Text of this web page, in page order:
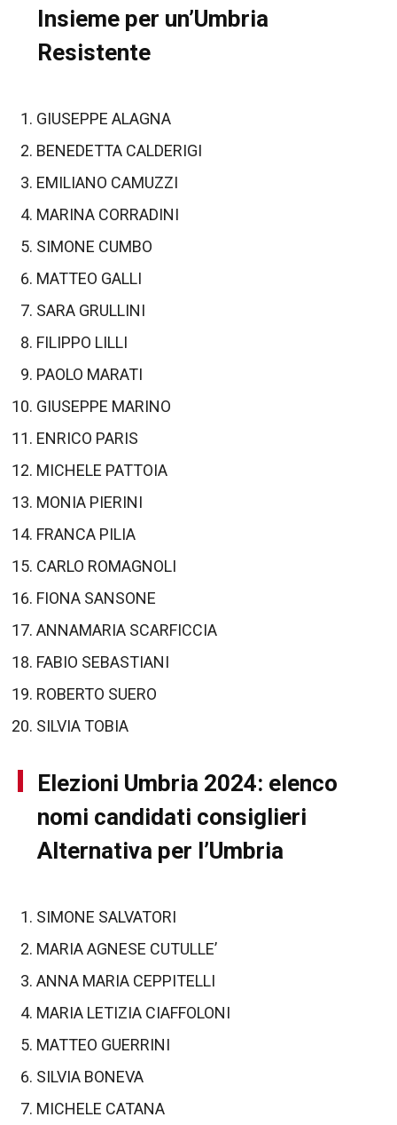
Insieme per un’Umbria
Resistente
GIUSEPPE ALAGNA
BENEDETTA CALDERIGI
EMILIANO CAMUZZI
MARINA CORRADINI
SIMONE CUMBO
MATTEO GALLI
SARA GRULLINI
FILIPPO LILLI
PAOLO MARATI
GIUSEPPE MARINO
ENRICO PARIS
MICHELE PATTOIA
MONIA PIERINI
FRANCA PILIA
CARLO ROMAGNOLI
FIONA SANSONE
ANNAMARIA SCARFICCIA
FABIO SEBASTIANI
ROBERTO SUERO
SILVIA TOBIA
Elezioni Umbria 2024: elenco
nomi candidati consiglieri
Alternativa per l’Umbria
SIMONE SALVATORI
MARIA AGNESE CUTULLE’
ANNA MARIA CEPPITELLI
MARIA LETIZIA CIAFFOLONI
MATTEO GUERRINI
SILVIA BONEVA
MICHELE CATANA